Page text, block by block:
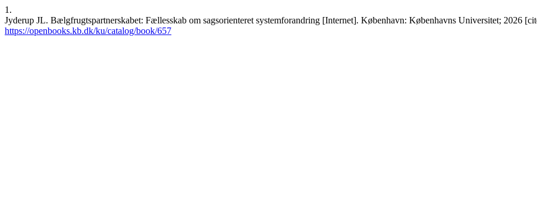
1.
Jyderup JL. Bælgfrugtspartnerskabet: Fællesskab om sagsorienteret systemforandring [Internet]. København: Københavns Universitet; 2026
https://openbooks.kb.dk/ku/catalog/book/657